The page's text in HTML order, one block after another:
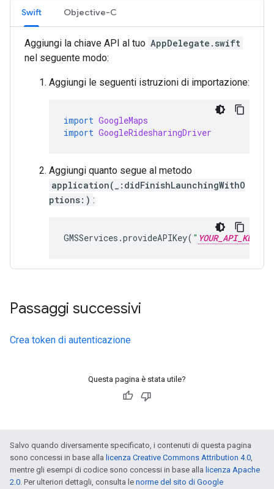
Swift Objective-C
Aggiungi la chiave API al tuo AppDelegate.swift
nel seguente modo:
Aggiungi le seguenti istruzioni di importazione:
import GoogleMaps
import GoogleRidesharingDriver
Aggiungi quanto segue al metodo
application(_:didFinishLaunchingWithO
ptions:) :
GMSServices .provideAPIKey( " YOUR_API_KEY
Passaggi successivi
Crea token di autenticazione
Questa pagina è stata utile?
Salvo quando diversamente specificato, i contenuti di questa pagina
sono concessi in base alla licenza Creative Commons Attribution 4.0,
mentre gli esempi di codice sono concessi in base alla licenza Apache
2.0. Per ulteriori dettagli, consulta le norme del sito di Google